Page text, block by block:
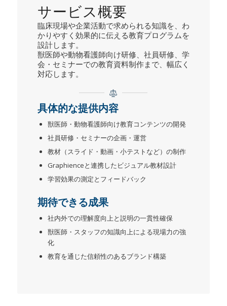
サービス概要
臨床現場や企業活動で求められる知識を、わ
かりやすく効果的に伝える教育プログラムを
設計します。
獣医師や動物看護師向け研修、社員研修、学
会・セミナーでの教育資料制作まで、幅広く
対応します。
具体的な提供内容
獣医師・動物看護師向け教育コンテンツの開発
社員研修・セミナーの企画・運営
教材（スライド・動画・小テストなど）の制作
Graphienceと連携したビジュアル教材設計
学習効果の測定とフィードバック
期待できる成果
社内外での理解度向上と説明の一貫性確保
獣医師・スタッフの知識向上による現場力の強
化
教育を通じた信頼性のあるブランド構築